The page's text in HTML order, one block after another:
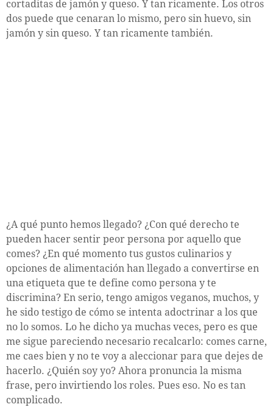
cortaditas de jamón y queso. Y tan ricamente. Los otros
dos puede que cenaran lo mismo, pero sin huevo, sin
jamón y sin queso. Y tan ricamente también.
¿A qué punto hemos llegado? ¿Con qué derecho te
pueden hacer sentir peor persona por aquello que
comes? ¿En qué momento tus gustos culinarios y
opciones de alimentación han llegado a convertirse en
una etiqueta que te define como persona y te
discrimina? En serio, tengo amigos veganos, muchos, y
he sido testigo de cómo se intenta adoctrinar a los que
no lo somos. Lo he dicho ya muchas veces, pero es que
me sigue pareciendo necesario recalcarlo: comes carne,
me caes bien y no te voy a aleccionar para que dejes de
hacerlo. ¿Quién soy yo? Ahora pronuncia la misma
frase, pero invirtiendo los roles. Pues eso. No es tan
complicado.